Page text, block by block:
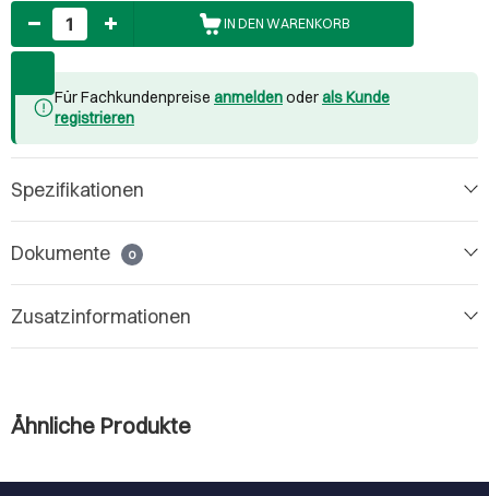
Anzahl
IN DEN WARENKORB
Für Fachkundenpreise anmeldenoderals Kunde
registrieren
Spezifikationen
Dokumente 0
Zusatzinformationen
Ähnliche Produkte